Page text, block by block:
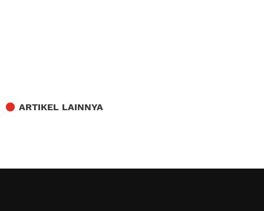
ARTIKEL LAINNYA